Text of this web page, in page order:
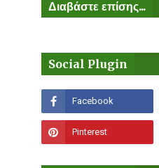
Διαβάστε επίσης...
Social Plugin